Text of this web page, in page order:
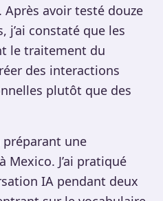
avoir testé douze
j’ai constaté que les
le traitement du
des interactions
plutôt que des
préparant une
J’ai pratiqué
IA pendant deux